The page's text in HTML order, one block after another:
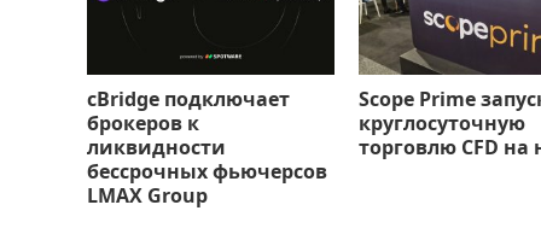
cBridge подключает
брокеров к
ликвидности
бессрочных фьючерсов
LMAX Group
Scope Prime
круглосуточную
торговлю CFD на